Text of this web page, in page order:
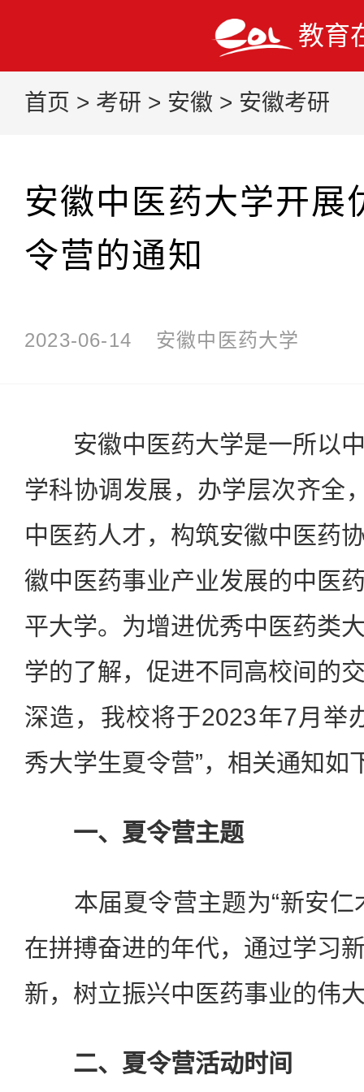
教育
首页 > 考研 > 安徽 > 安徽考研
安徽中医药大学开展
令营的通知
2023-06-14 安徽中医药大学
安徽中医药大学是一所以中
学科协调发展，办学层次齐全
中医药人才，构筑安徽中医药
徽中医药事业产业发展的中医
平大学。为增进优秀中医药类
学的了解，促进不同高校间的
深造，我校将于2023年7月举
秀大学生夏令营”，相关通知如
一、夏令营主题
本届夏令营主题为“新安仁
在拼搏奋进的年代，通过学习
新，树立振兴中医药事业的伟
二、夏令营活动时间